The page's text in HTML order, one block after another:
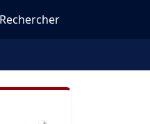
Rechercher